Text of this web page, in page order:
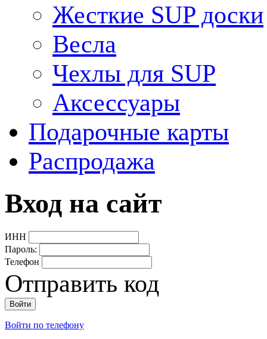
Жесткие SUP доски
Весла
Чехлы для SUP
Аксессуары
Подарочные карты
Распродажа
Вход на сайт
ИНН
Пароль:
Телефон
Отправить код
Войти по телефону